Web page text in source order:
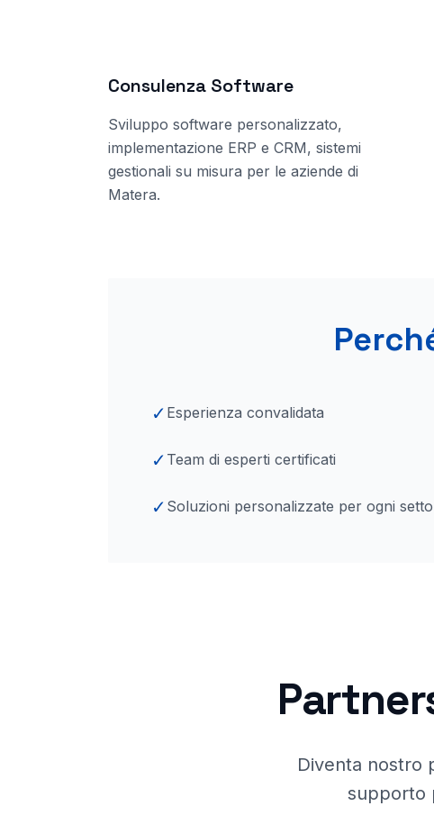
Consulenza Software
Sviluppo software personalizzato,
implementazione ERP e CRM, sistemi
gestionali su misura per le aziende di
Matera.
✓ Esperienza convalidata
✓ Team di esperti certificati
✓ Soluzioni personalizzate per ogni
Diventa nostro
supporto